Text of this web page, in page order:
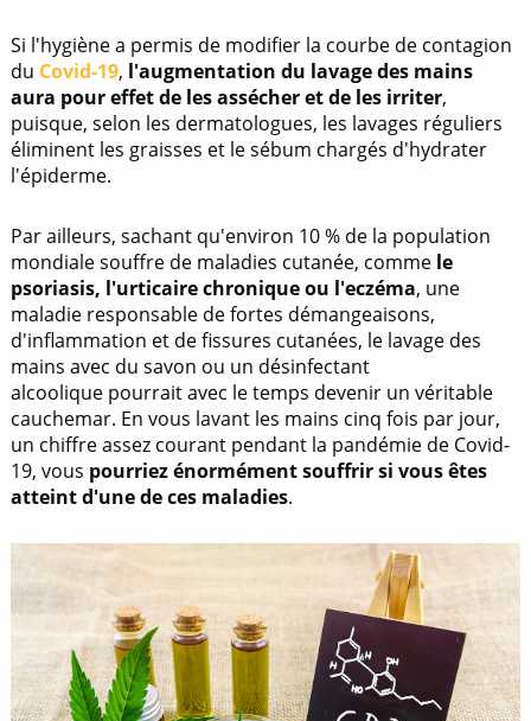
Si l'hygiène a permis de modifier la courbe de contagion
du Covid-19, l'augmentation du lavage des mains
aura pour effet de les assécher et de les irriter,
puisque, selon les dermatologues, les lavages réguliers
éliminent les graisses et le sébum chargés d'hydrater
l'épiderme.
Par ailleurs, sachant qu'environ 10 % de la population
mondiale souffre de maladies cutanée, comme le
psoriasis, l'urticaire chronique ou l'eczéma, une
maladie responsable de fortes démangeaisons,
d'inflammation et de fissures cutanées, le lavage des
mains avec du savon ou un désinfectant
alcoolique pourrait avec le temps devenir un véritable
cauchemar. En vous lavant les mains cinq fois par jour,
un chiffre assez courant pendant la pandémie de Covid-
19, vous pourriez énormément souffrir si vous êtes
atteint d'une de ces maladies.